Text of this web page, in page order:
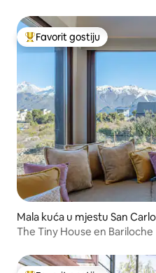
Glavni favorit gostiju
Favorit gostiju
Mala kuća u mjestu San
The Tiny House en Bariloche